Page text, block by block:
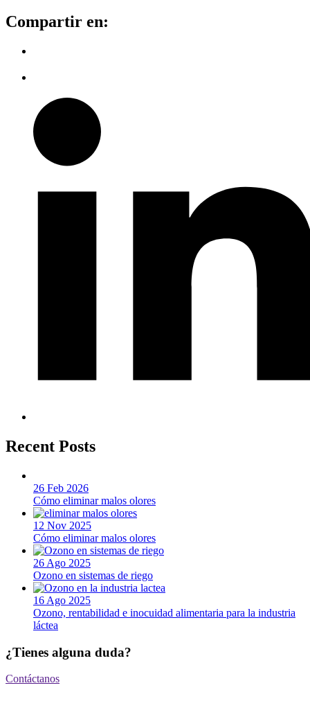
Compartir en:
Recent Posts
26 Feb 2026
Cómo eliminar malos olores
12 Nov 2025
Cómo eliminar malos olores
26 Ago 2025
Ozono en sistemas de riego
16 Ago 2025
Ozono, rentabilidad e inocuidad alimentaria para la industria
láctea
¿Tienes alguna duda?
Contáctanos